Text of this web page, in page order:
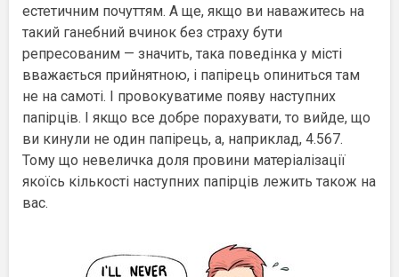
естетичним почуттям. А ще, якщо ви наважитесь на
такий ганебний вчинок без страху бути
репресованим — значить, така поведінка у місті
вважається прийнятною, і папірець опиниться там
не на самоті. І провокуватиме появу наступних
папірців. І якщо все добре порахувати, то вийде, що
ви кинули не один папірець, а, наприклад, 4.567.
Тому що невеличка доля провини матеріалізації
якоїсь кількості наступних папірців лежить також на
вас.